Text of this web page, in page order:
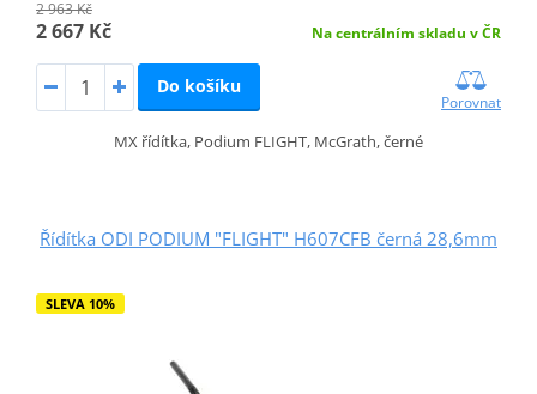
2 963 Kč
2 667 Kč Na centrálním skladu v ČR
Do košíku
Porovnat
MX řídítka, Podium FLIGHT, McGrath, černé
Řídítka ODI PODIUM "FLIGHT" H607CFB černá 28,6mm
SLEVA 10%